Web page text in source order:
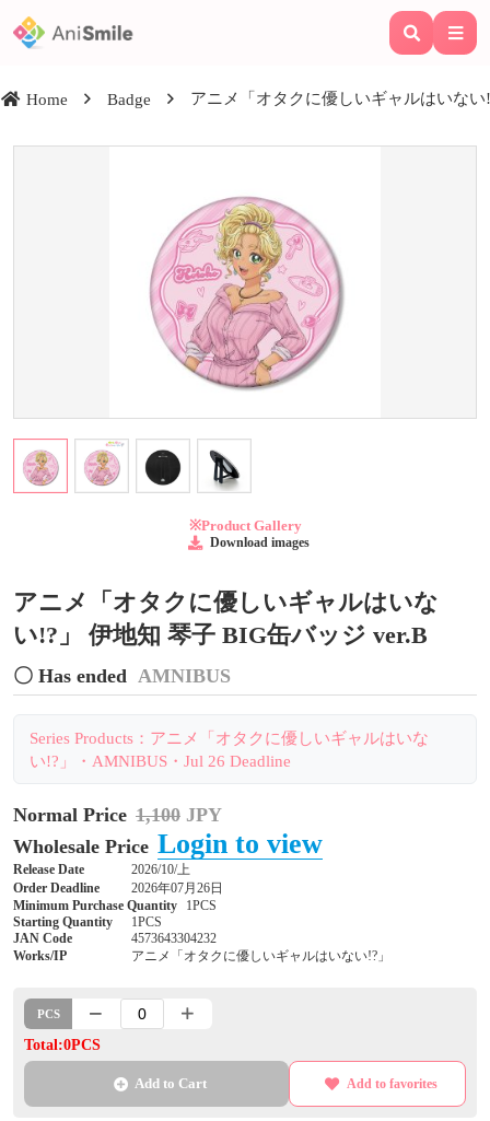
Home Badge アニメ「オタクに優しいギャルはいな
※Product Gallery
Download images
アニメ「オタクに優しいギャルはいな
い!?」 伊地知 琴子 BIG缶バッジ ver.B
〇 Has ended AMNIBUS
Series Products：アニメ「オタクに優しいギャルはいな
い!?」・AMNIBUS・Jul 26 Deadline
Normal Price 1,100 JPY
Wholesale Price Login to view
Release Date
2026/10/上
Order Deadline
2026年07月26日
Minimum Purchase Quantity
1PCS
Starting Quantity
1PCS
JAN Code
4573643304232
Works/IP
アニメ「オタクに優しいギャルはいない!?」
PCS
Total:0PCS
Add to Cart Add to favorites